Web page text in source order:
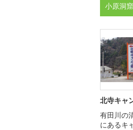
小原洞
北寺キャ
有田川の
にあるキ